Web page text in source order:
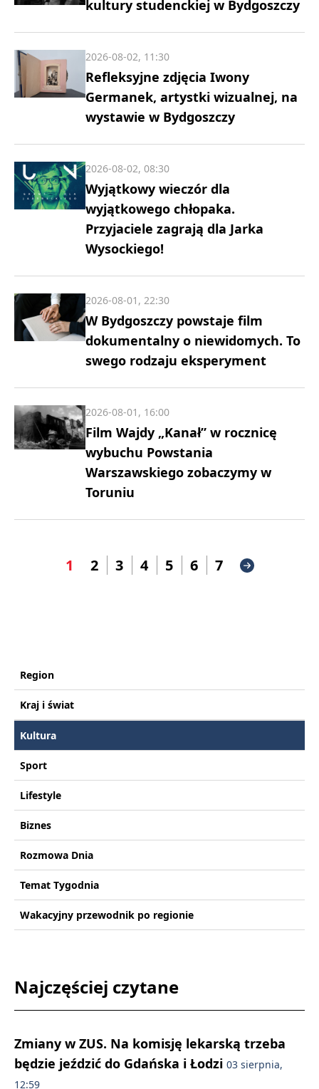
kultury studenckiej w Bydgoszczy
Refleksyjne zdjęcia Iwony
Germanek, artystki wizualnej, na
wystawie w Bydgoszczy
2026-08-02, 11:30
Wyjątkowy wieczór dla
wyjątkowego chłopaka.
Przyjaciele zagrają dla Jarka
Wysockiego!
2026-08-02, 08:30
W Bydgoszczy powstaje film
dokumentalny o niewidomych. To
swego rodzaju eksperyment
2026-08-01, 22:30
Film Wajdy „Kanał” w rocznicę
wybuchu Powstania
Warszawskiego zobaczymy w
Toruniu
2026-08-01, 16:00
1 2 3 4 5 6 7
Region
Kraj i świat
Kultura
Sport
Lifestyle
Biznes
Rozmowa Dnia
Temat Tygodnia
Wakacyjny przewodnik po regionie
Najczęściej czytane
Zmiany w ZUS. Na komisję lekarską trzeba
będzie jeździć do Gdańska i Łodzi 03 sierpnia,
12:59